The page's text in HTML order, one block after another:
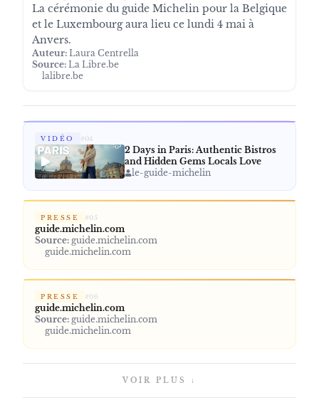
La cérémonie du guide Michelin pour la Belgique
et le Luxembourg aura lieu ce lundi 4 mai à
Anvers.
Auteur: Laura Centrella
Source: La Libre.be
lalibre.be
VIDÉO #04
2 Days in Paris: Authentic Bistros
and Hidden Gems Locals Love
le-guide-michelin
PRESSE #05
guide.michelin.com
Source: guide.michelin.com
guide.michelin.com
PRESSE #06
guide.michelin.com
Source: guide.michelin.com
guide.michelin.com
VOIR PLUS ↓